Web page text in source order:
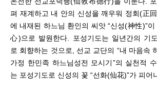
펴 재계하고 내 안의 신성을 깨우워 정회(正
에 내재된 하느님 환인의 씨앗 “신성(神性)”
心)으로 발원한다. 포성기도는 일년간의 기
로 회향하는 것으로, 선교 교단의 “내 마음속
가정 한민족 하느님성전 모시기”의 실천적
는 포성기도로 신성의 꽃 “선화(仙花)”가 피어